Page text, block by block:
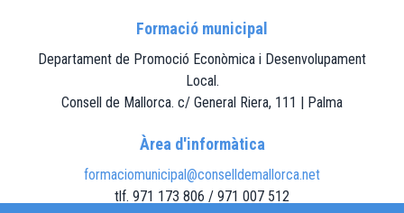
Formació municipal
Departament de Promoció Econòmica i Desenvolupament
Local.
Consell de Mallorca. c/ General Riera, 111 | Palma
Àrea d'informàtica
formaciomunicipal@conselldemallorca.net
tlf. 971 173 806 / 971 007 512